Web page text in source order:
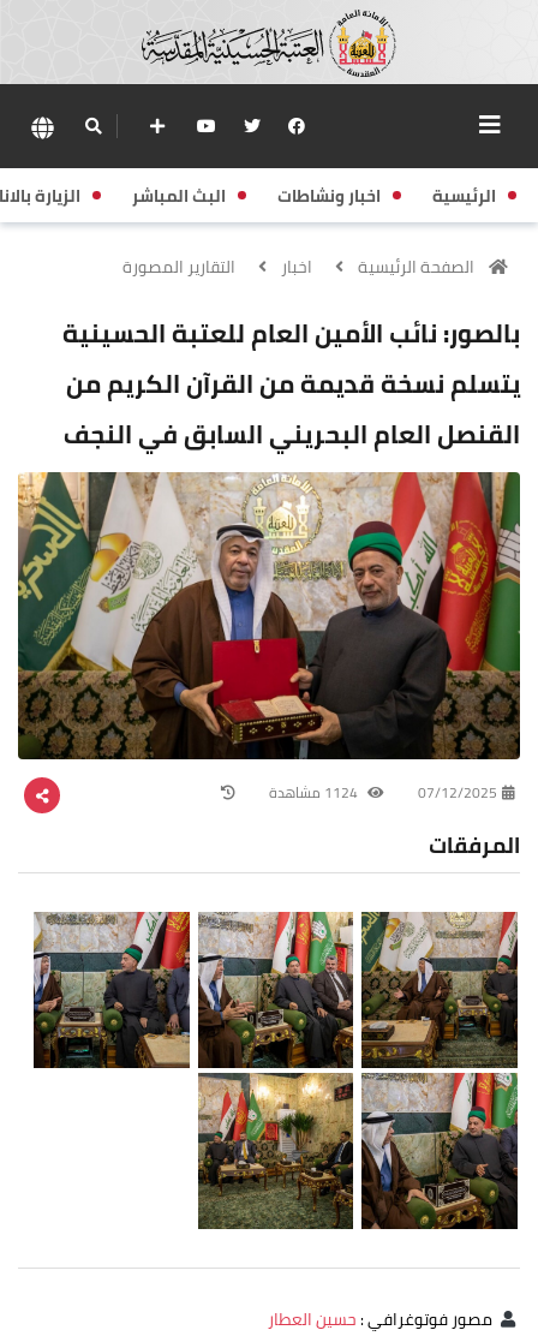
الرئيسية اخبار ونشاطات البث المباشر الزيارة
الصفحة الرئيسية اخبار التقارير المصورة
بالصور: نائب الأمين العام للعتبة الحسينية
يتسلم نسخة قديمة من القرآن الكريم من
القنصل العام البحريني السابق في النجف
07/12/2025
المرفقات
مصور فوتوغرافي:حسين العطار